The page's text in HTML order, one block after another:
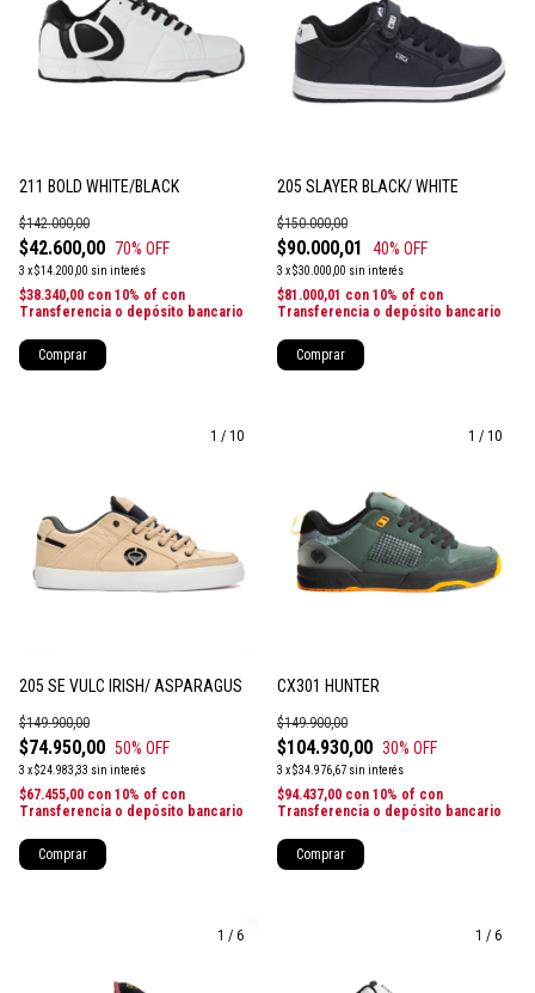
211 BOLD WHITE/BLACK
$42.600,00
$142.000,00
70% OFF
3 x$14.200,00 sin interés
$38.340,00 con 10% of con
Transferencia o depósito bancario
Comprar
205 SLAYER BLACK/ WHITE
$90.000,01
$150.000,00
40% OFF
3 x$30.000,00 sin interés
$81.000,01 con 10% of con
Transferencia o depósito bancario
Comprar
1 / 10
205 SE VULC IRISH/ ASPARAGUS
$74.950,00
$149.900,00
50% OFF
3 x$24.983,33 sin interés
$67.455,00 con 10% of con
Transferencia o depósito bancario
Comprar
1 / 10
CX301 HUNTER
$104.930,00
$149.900,00
30% OFF
3 x$34.976,67 sin interés
$94.437,00 con 10% of con
Transferencia o depósito bancario
Comprar
1 / 6 1 / 6